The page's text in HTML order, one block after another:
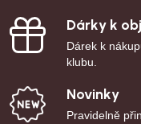
Dárky k
Dárek k
klubu.
Novinky
Pravidelně